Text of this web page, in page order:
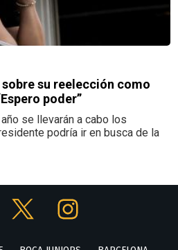
su reelección como
poder”
se llevarán a cabo los
podría ir en busca de la